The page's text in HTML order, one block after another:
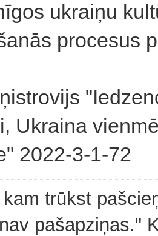
ukraiņu
procesus
Ukraina
2022-3-1-72
trūkst
pašapziņas."